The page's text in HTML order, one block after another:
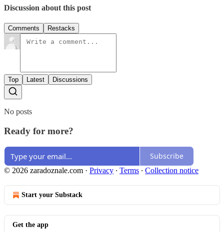
Discussion about this post
Comments Restacks
Top Latest Discussions
No posts
Ready for more?
Subscribe
© 2026 zaradoznale.com · Privacy ∙ Terms ∙ Collection notice
Start your Substack
Get the app